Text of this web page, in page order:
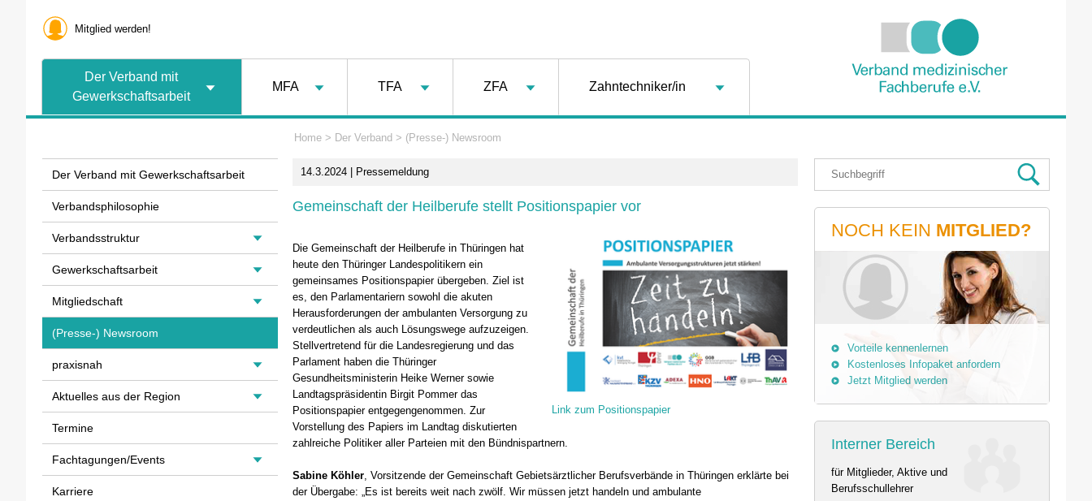
Mitglied werden!
Der Verband mit
Gewerkschaftsarbeit
MFA TFA ZFA Zahntechniker/in
Home > Der Verband > (Presse-) Newsroom
14.3.2024 | Pressemeldung
Gemeinschaft der Heilberufe stellt Positionspapier vor
Link zum Positionspapier
Die Gemeinschaft der Heilberufe in Thüringen hat
heute den Thüringer Landespolitikern ein
gemeinsames Positionspapier übergeben. Ziel ist
es, den Parlamentariern sowohl die akuten
Herausforderungen der ambulanten Versorgung zu
verdeutlichen als auch Lösungswege aufzuzeigen.
Stellvertretend für die Landesregierung und das
Parlament haben die Thüringer
Gesundheitsministerin Heike Werner sowie
Landtagspräsidentin Birgit Pommer das
Positionspapier entgegengenommen. Zur
Vorstellung des Papiers im Landtag diskutierten
zahlreiche Politiker aller Parteien mit den Bündnispartnern.
Sabine Köhler, Vorsitzende der Gemeinschaft Gebietsärztlicher Berufsverbände in Thüringen erklärte bei
der Übergabe: „Es ist bereits weit nach zwölf. Wir müssen jetzt handeln und ambulante
NOCH KEIN MITGLIED?
Vorteile kennenlernen
Kostenloses Infopaket anfordern
Jetzt Mitglied werden
Interner Bereich
für Mitglieder, Aktive und
Berufsschullehrer
Der Verband mit Gewerkschaftsarbeit
Verbandsphilosophie
Verbandsstruktur
Gewerkschaftsarbeit
Mitgliedschaft
(Presse-) Newsroom
praxisnah
Aktuelles aus der Region
Termine
Fachtagungen/Events
Karriere